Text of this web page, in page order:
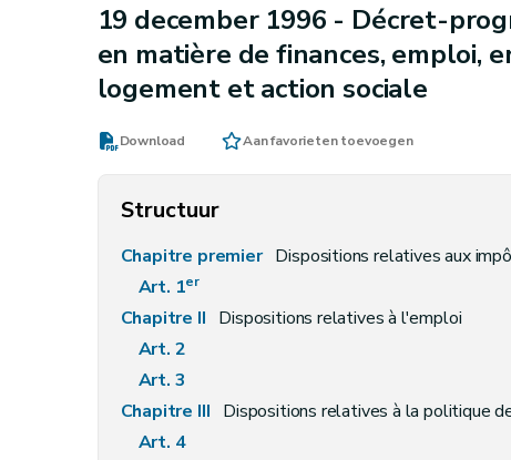
19 december 1996 - Décret-
en matière de finances, emploi,
logement et action sociale
Download Aan favorieten toevoegen
Structuur
Chapitre premier Dispositions relatives aux
Art. 1er
Chapitre II Dispositions relatives à l'emploi
Art. 2
Art. 3
Chapitre III Dispositions relatives à la politique
Art. 4